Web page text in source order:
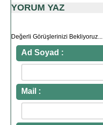
YORUM YAZ
Değerli Görüşlerinizi Bekliyoruz...
Ad Soyad :
Mail :